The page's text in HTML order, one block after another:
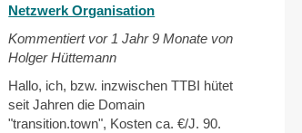
Netzwerk Organisation
Kommentiert vor 1 Jahr 9 Monate von
Holger Hüttemann
Hallo, ich, bzw. inzwischen TTBI hütet
seit Jahren die Domain
"transition.town", Kosten ca. €/J. 90.